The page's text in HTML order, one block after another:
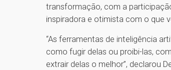
transformação, com a
inspiradora e otimista com o que
“As ferramentas de inteligência
como fugir delas ou proibi-las,
extrair delas o melhor”, declarou